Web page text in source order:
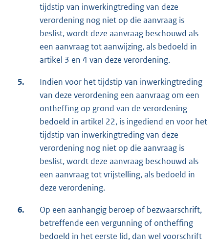
tijdstip van inwerkingtreding van deze
verordening nog niet op die aanvraag is
beslist, wordt deze aanvraag beschouwd als
een aanvraag tot aanwijzing, als bedoeld in
artikel 3 en 4 van deze verordening.
5.
Indien voor het tijdstip van inwerkingtreding
van deze verordening een aanvraag om een
ontheffing op grond van de verordening
bedoeld in artikel 22, is ingediend en voor het
tijdstip van inwerkingtreding van deze
verordening nog niet op die aanvraag is
beslist, wordt deze aanvraag beschouwd als
een aanvraag tot vrijstelling, als bedoeld in
deze verordening.
6.
Op een aanhangig beroep of bezwaarschrift,
betreffende een vergunning of ontheffing
bedoeld in het eerste lid, dan wel voorschrift